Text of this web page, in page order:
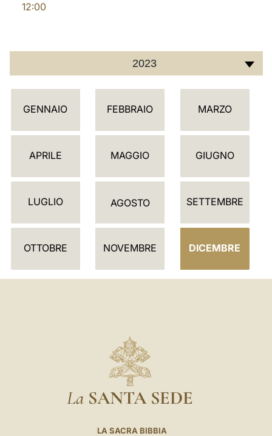
12:00
2023
C
L
D
R
GENNAIO FEBBRAIO MARZO
APRILE MAGGIO GIUGNO
LUGLIO AGOSTO SETTEMBRE
OTTOBRE NOVEMBRE DICEMBRE
La SANTA SEDE
LA SACRA BIBBIA